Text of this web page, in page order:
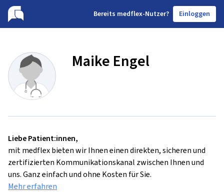
Bereits medflex-Nutzer? Einloggen
Maike Engel
Liebe Patient:innen,
mit medflex bieten wir Ihnen einen direkten, sicheren und
zertifizierten Kommunikationskanal zwischen Ihnen und
uns. Ganz einfach und ohne Kosten für Sie.
Mehr erfahren